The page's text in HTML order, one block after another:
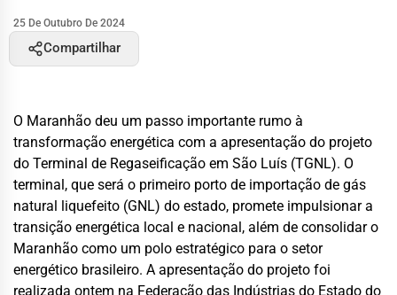
25 De Outubro De 2024
Compartilhar
O Maranhão deu um passo importante rumo à
transformação energética com a apresentação do projeto
do Terminal de Regaseificação em São Luís (TGNL). O
terminal, que será o primeiro porto de importação de gás
natural liquefeito (GNL) do estado, promete impulsionar a
transição energética local e nacional, além de consolidar o
Maranhão como um polo estratégico para o setor
energético brasileiro. A apresentação do projeto foi
realizada ontem na Federação das Indústrias do Estado do